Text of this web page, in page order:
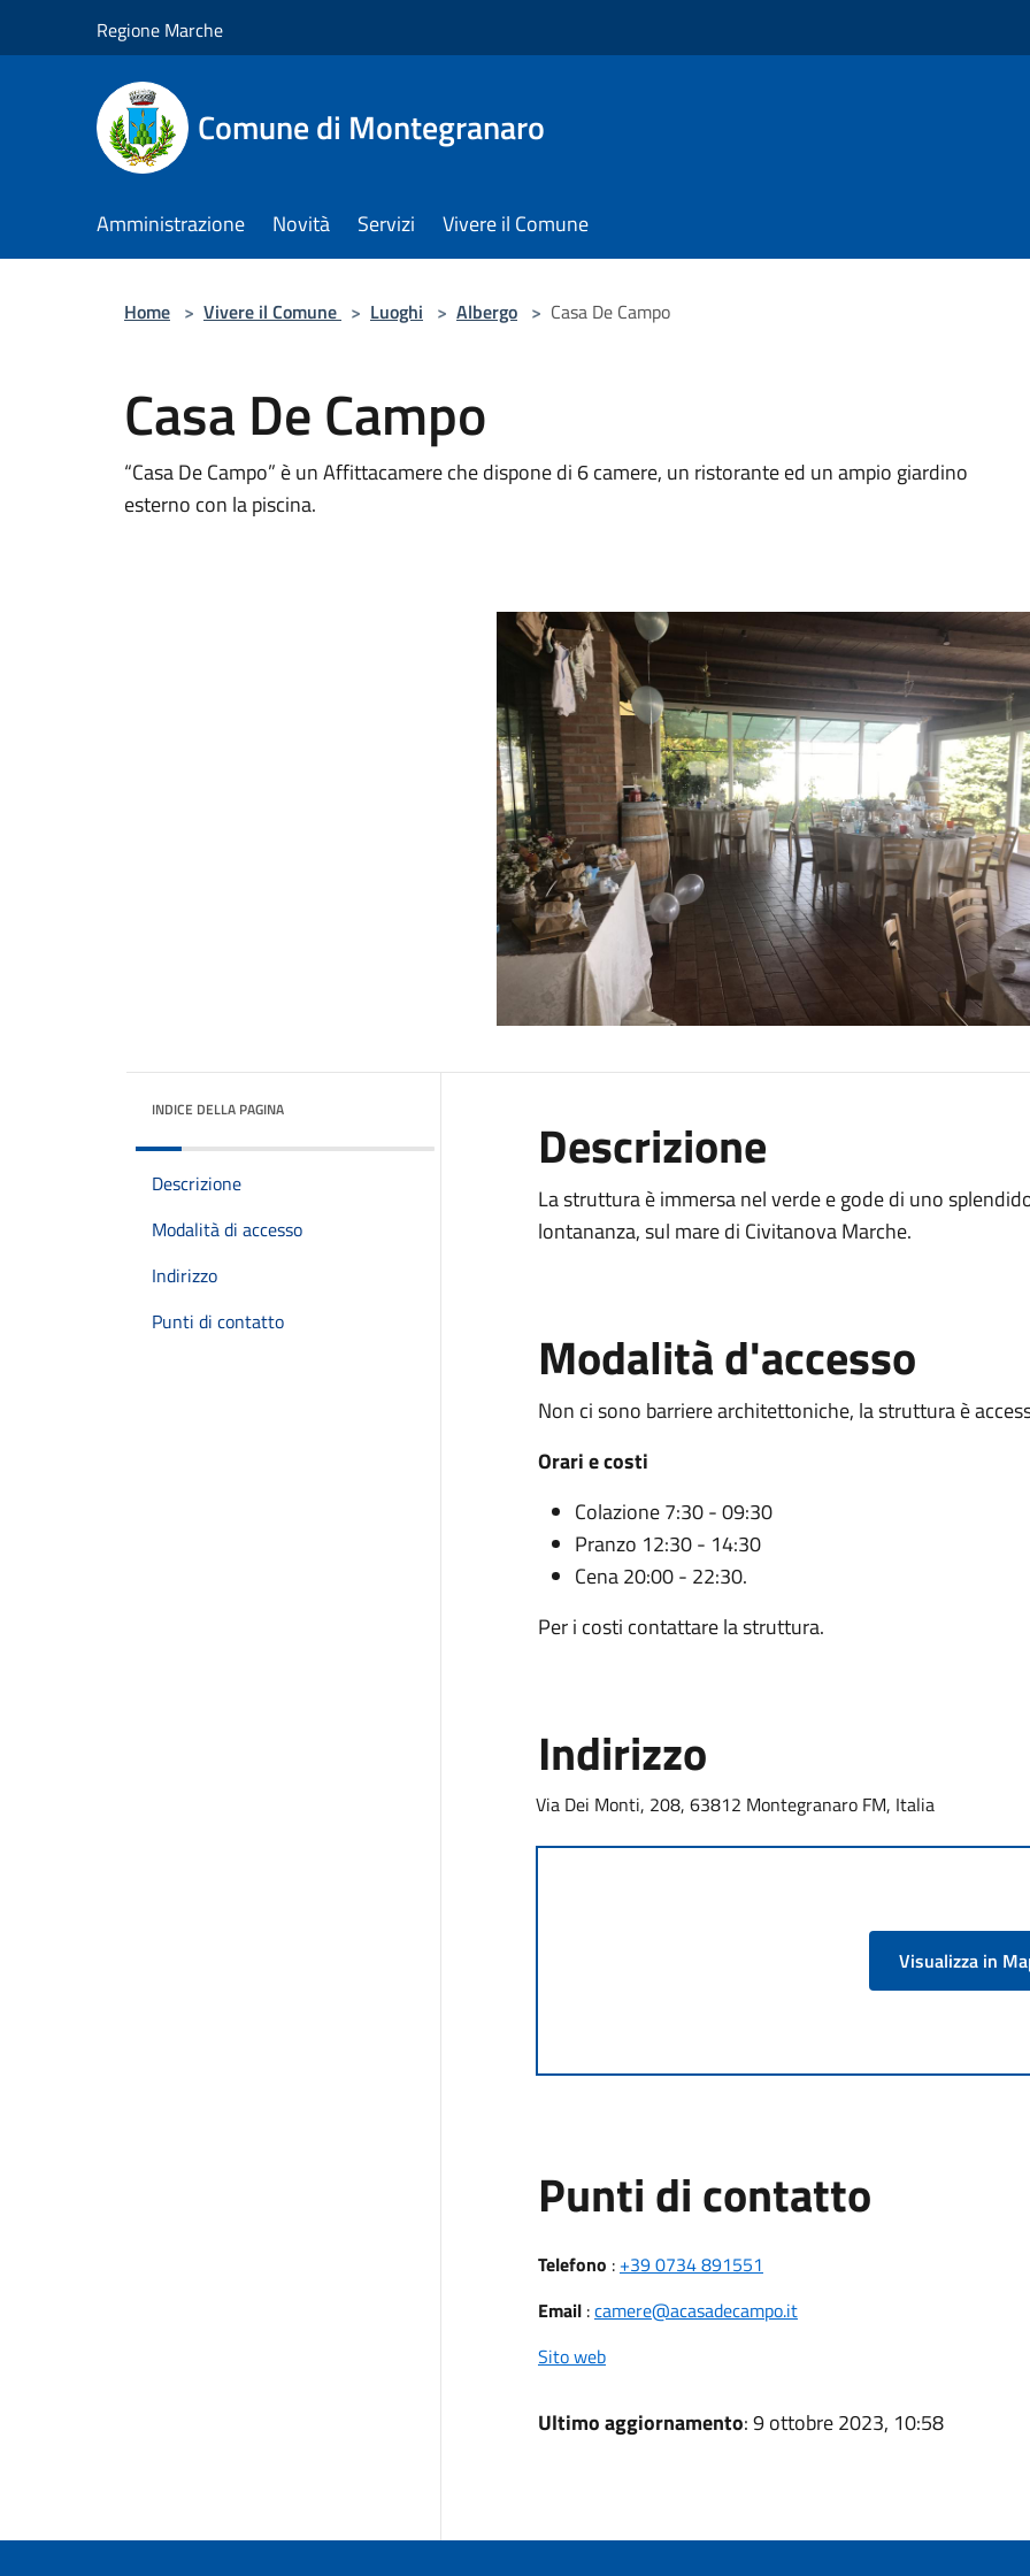
Regione Marche
Comune di Montegranaro
Amministrazione Novità Servizi Vivere il Comune
Home > Vivere il Comune > Luoghi > Albergo > Casa De Campo
Casa De Campo
“Casa De Campo” è un Affittacamere che dispone di 6 camere, un ristorante ed un ampio giardino
esterno con la piscina.
INDICE DELLA PAGINA
Descrizione
Modalità di accesso
Indirizzo
Punti di contatto
Descrizione
La struttura è immersa nel verde e gode di uno
lontananza, sul mare di Civitanova Marche.
Modalità d'accesso
Non ci sono barriere architettoniche, la struttura è
Orari e costi
Colazione 7:30 - 09:30
Pranzo 12:30 - 14:30
Cena 20:00 - 22:30.
Per i costi contattare la struttura.
Indirizzo
Via Dei Monti, 208, 63812 Montegranaro FM, Italia
Visualizza in
Punti di contatto
Telefono : +39 0734 891551
Email:camere@acasadecampo.it
Sito web
Ultimo aggiornamento: 9 ottobre 2023, 10:58